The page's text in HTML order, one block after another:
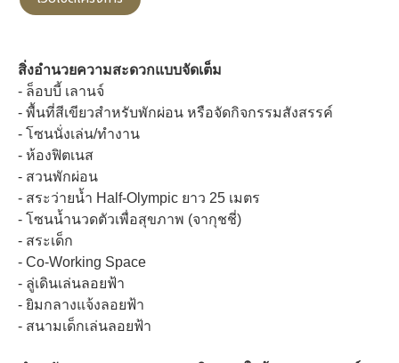
สิ่งอำนวยความสะดวกแบบจัดเต็ม
- ล็อบบี้ เลานจ์
- พื้นที่สีเขียวสำหรับพักผ่อน หรือจัดกิจกรรมสังสรรค์
- โซนนั่งเล่น/ทำงาน
- ห้องฟิตเนส
- สวนพักผ่อน
- สระว่ายน้ำ Half-Olympic ยาว 25 เมตร
- โซนน้ำนวดตัวเพื่อสุขภาพ (จากุชชี่)
- สระเด็ก
- Co-Working Space
- ลู่เดินเล่นลอยฟ้า
- ยิมกลางแจ้งลอยฟ้า
- สนามเด็กเล่นลอยฟ้า